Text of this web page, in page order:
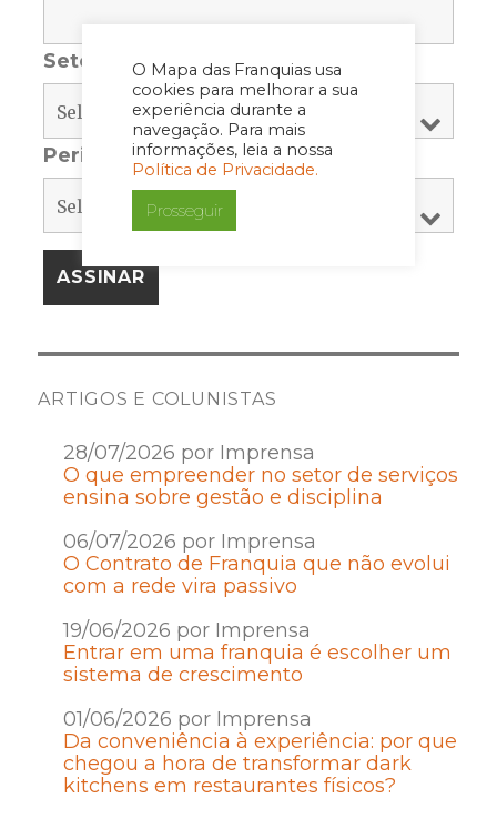
O Mapa das Franquias usa
cookies para melhorar a sua
experiência durante a
navegação. Para mais
informações, leia a nossa
Política de Privacidade.
Prosseguir
Setor
Periodicidade*
ARTIGOS E COLUNISTAS
28/07/2026 por Imprensa
O que empreender no setor de serviços
ensina sobre gestão e disciplina
06/07/2026 por Imprensa
O Contrato de Franquia que não evolui
com a rede vira passivo
19/06/2026 por Imprensa
Entrar em uma franquia é escolher um
sistema de crescimento
01/06/2026 por Imprensa
Da conveniência à experiência: por que
chegou a hora de transformar dark
kitchens em restaurantes físicos?